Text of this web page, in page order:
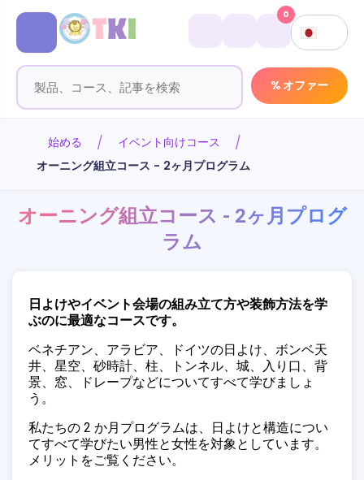
% オファー
0
始める
イベント向けコース
オーニング組立コース - 2ヶ月プログラム
オーニング組立コース - 2ヶ月プログ
ラム
日よけやイベント会場の組み立て方や装飾方法を学
ぶのに最適なコースです。
ベネチアン、アラビア、ドイツの日よけ、ボンベ天
井、星空、砂時計、柱、トンネル、城、入り口、背
景、窓、ドレープなどについてすべて学びましょ
う。
私たちの 2 か月プログラムは、日よけと構造につい
てすべて学びたい男性と女性を対象としています。
メリットをご覧ください。